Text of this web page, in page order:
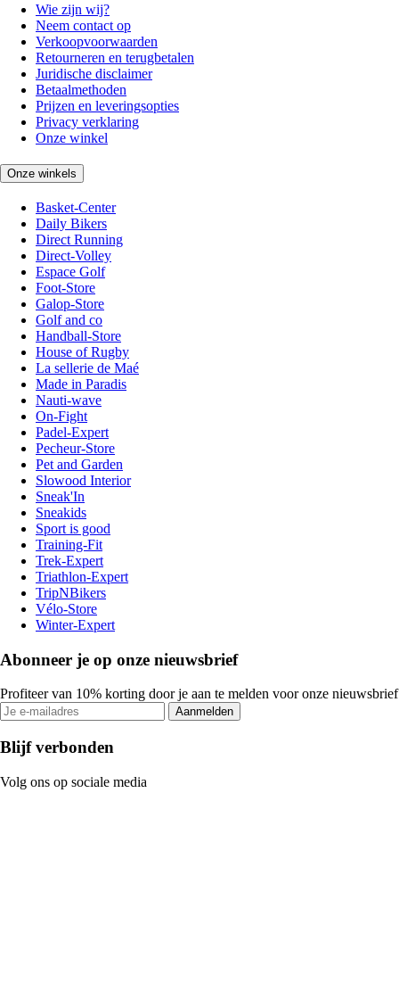
Wie zijn wij?
Neem contact op
Verkoopvoorwaarden
Retourneren en terugbetalen
Juridische disclaimer
Betaalmethoden
Prijzen en leveringsopties
Privacy verklaring
Onze winkel
Onze winkels
Basket-Center
Daily Bikers
Direct Running
Direct-Volley
Espace Golf
Foot-Store
Galop-Store
Golf and co
Handball-Store
House of Rugby
La sellerie de Maé
Made in Paradis
Nauti-wave
On-Fight
Padel-Expert
Pecheur-Store
Pet and Garden
Slowood Interior
Sneak'In
Sneakids
Sport is good
Training-Fit
Trek-Expert
Triathlon-Expert
TripNBikers
Vélo-Store
Winter-Expert
Abonneer je op onze nieuwsbrief
Profiteer van 10% korting door je aan te melden voor onze nieuwsbrief
Aanmelden
Blijf verbonden
Volg ons op sociale media